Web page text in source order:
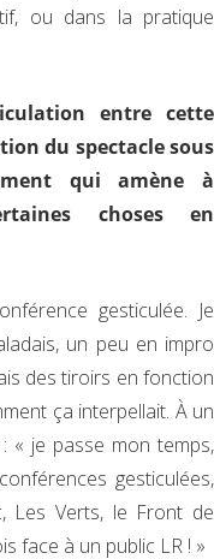
ou dans la pratique
entre cette
du spectacle sous
qui amène à
choses en
gesticulée. Je
un peu en impro
des tiroirs en fonction
ça interpellait. À un
« je passe mon temps,
gesticulées,
Les Verts, le Front de
face à un public LR ! »